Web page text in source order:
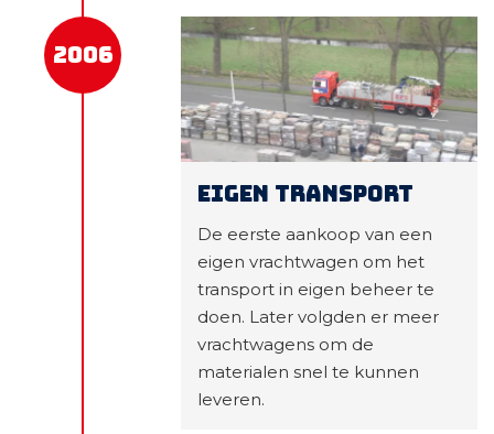
2006
Eigen transport
De eerste aankoop van een
eigen vrachtwagen om het
transport in eigen beheer te
doen. Later volgden er meer
vrachtwagens om de
materialen snel te kunnen
leveren.